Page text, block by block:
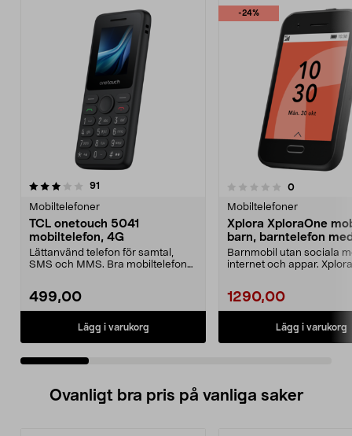
91
Mobiltelefoner
TCL onetouch 5041
mobiltelefon, 4G
Lättanvänd telefon för samtal,
SMS och MMS. Bra mobiltelefon
499,00
Lägg i varukorg
-24%
0.0 av 5 stjärnor 0recensioner
Mobiltelefoner
Xplora XploraOne
barn, barntelefon
Barnmobil utan sociala
internet och appar. Xplora
1290,00
Lägg i varukorg
4.0 av 5 stjärnor
Ovanligt bra pris på vanliga saker